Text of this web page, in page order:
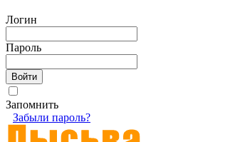
Логин
Пароль
Запомнить
Забыли пароль?